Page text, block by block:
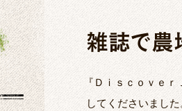
雑誌で農
『 Ｄｉｓｃｏｖｅｒ
してくださいまし